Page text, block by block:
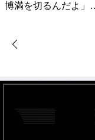
博満を切るんだよ」